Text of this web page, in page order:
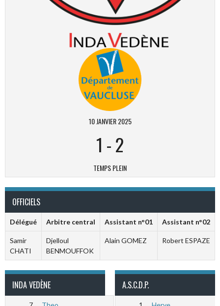
10 JANVIER 2025
1 -2
TEMPS PLEIN
OFFICIELS
Délégué Arbitre central Assistant n°01 Assistant n°02
Samir
CHATI
Djelloul
BENMOUFFOK
Alain GOMEZ Robert ESPAZE
INDA VEDÈNE A.S.C.D.P.